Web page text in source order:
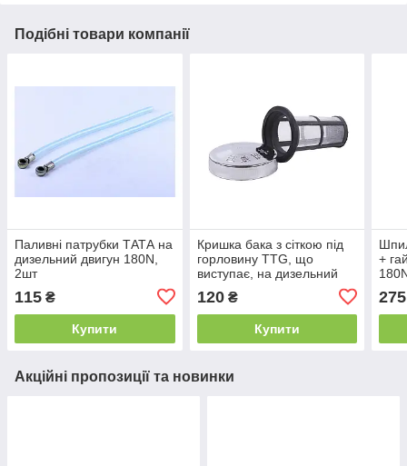
Подібні товари компанії
Паливні патрубки ТАТА на
дизельний двигун 180N,
2шт
115 ₴
Купити
Кришка бака з сіткою під
горловину TTG, що
виступає, на дизельний
120₴
Купити
+
275
Акційні пропозиції та новинки